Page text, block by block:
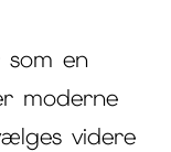
som en
moderne
videre